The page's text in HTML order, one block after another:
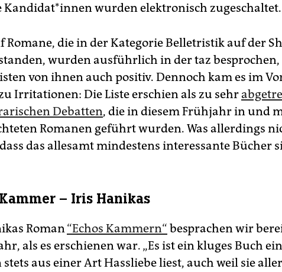
Kan­di­da­t*in­nen wurden elektronisch zugeschaltet.
Romane, die in der Kategorie Belletristik auf der
wurden ausführlich in der taz besprochen,
von ihnen auch positiv. Dennoch kam es im
Irritationen: Die Liste erschien als zu sehr
Debatten, die in diesem Frühjahr in und
Romanen geführt wurden. Was allerdings
das allesamt mindestens interessante Bücher
– Iris Hanikas
Roman“Echos Kammern“ besprachen wir
als es erschienen war. „Es ist ein kluges Buch
stets aus einer Art Hassliebe liest, auch weil sie aller